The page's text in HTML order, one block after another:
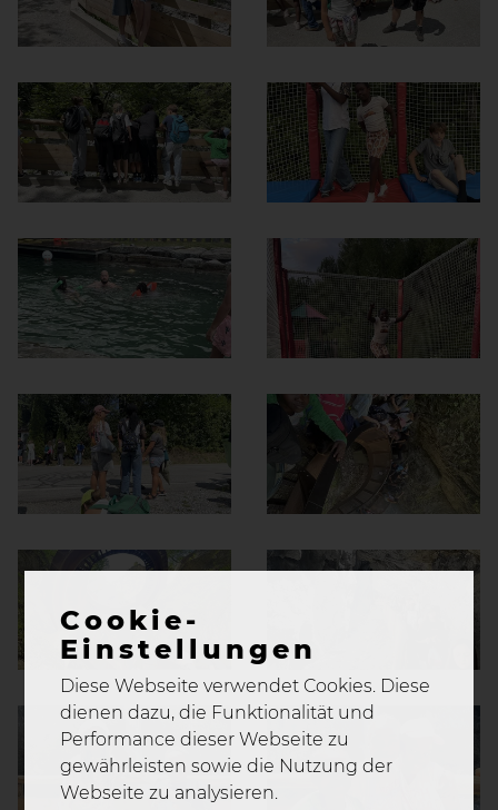
Cookie-
Einstellungen
Diese Webseite verwendet Cookies. Diese
dienen dazu, die Funktionalität und
Performance dieser Webseite zu
gewährleisten sowie die Nutzung der
Webseite zu analysieren.